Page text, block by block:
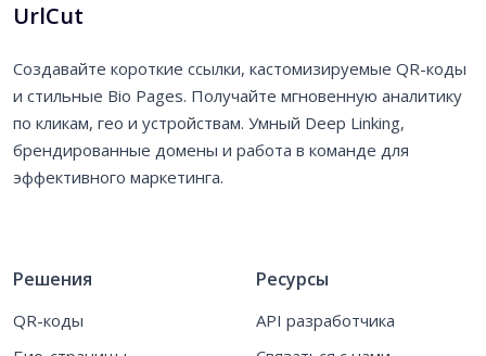
UrlCut
Создавайте короткие ссылки, кастомизируемые QR-коды
и стильные Bio Pages. Получайте мгновенную аналитику
по кликам, гео и устройствам. Умный Deep Linking,
брендированные домены и работа в команде для
эффективного маркетинга.
Решения
QR-коды
Ресурсы
API разработчика